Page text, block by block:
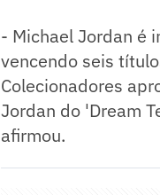
- Michael Jordan é
vencendo seis
Colecionadores
Jordan do 'Dream
afirmou.